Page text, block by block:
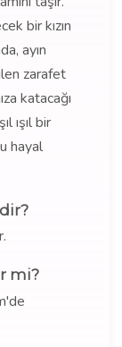
bir kızın
ayın
zarafet
katacağı
ışıl bir
hayal
mi?